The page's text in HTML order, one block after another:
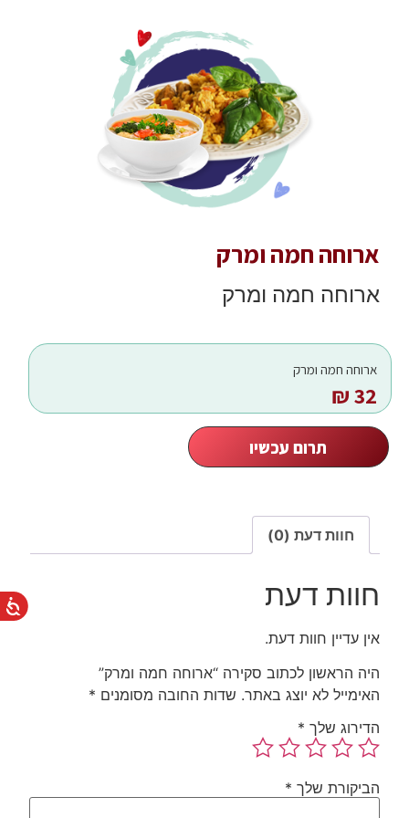
ארוחה חמה ומרק
ארוחה חמה ומרק
ארוחה חמה ומרק
תרום עכשיו
חוות דעת (0)
חוות דעת
אין עדיין חוות דעת.
היה הראשון לכתוב סקירה “ארוחה חמה ומרק”
האימייל לא יוצג באתר. שדות החובה מסומנים *
הדירוג שלך *
הביקורת שלך *